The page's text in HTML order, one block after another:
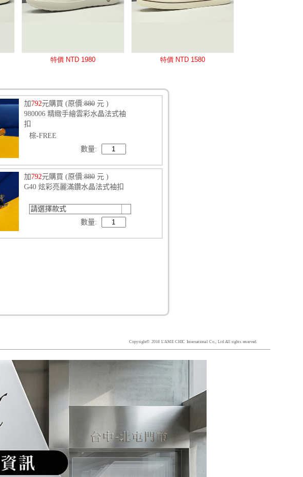
加 792元購買 (原價:880元 )
980006 精緻手繪雲彩水晶法式袖
扣
棕-FREE
數量:
加 792元購買 (原價:880元 )
G40 炫彩亮麗滿鑽水晶法式袖扣
請選擇款式
數量:
Copyright© 2018 L'AME CHIC International Co., Ltd All rights reserved.